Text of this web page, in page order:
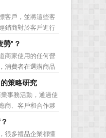
客戶，並將這些客
銷商對於客戶進行
，從而有的放矢的
研究方面更多地投
管理策略的整體支
”？
商家使用的任何營
消費者在選購商品
買到最超值的貨
時，消費者也不免
讓消費者對禮品行
策略研究
事務活動，通過使
商、客戶和合作夥
業間業務流程的電
統，提高企業的生
很多禮品企業都懂